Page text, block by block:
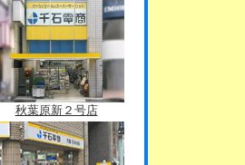
秋葉原新２号店